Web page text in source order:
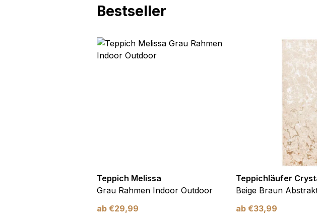
Bestseller
Teppich Melissa
Grau Rahmen Indoor Outdoor
ab €29,99
Teppichläufer
Beige Braun
ab €33,99